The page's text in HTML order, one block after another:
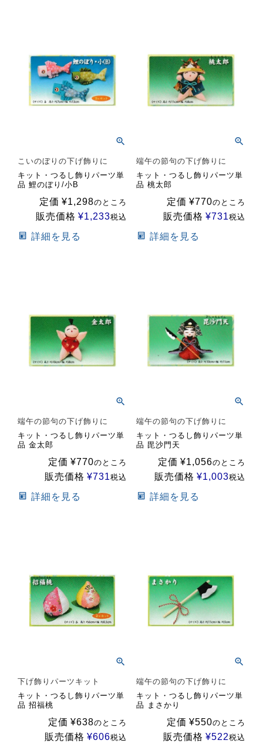
こいのぼりの下げ飾りに
キット・つるし飾りパーツ単
品 鯉のぼり/小B
定価 ¥1,298のところ
販売価格 ¥1,233税込
詳細を見る
端午の節句の下げ飾りに
キット・つるし飾りパーツ単
品 桃太郎
定価 ¥770のところ
販売価格 ¥731税込
詳細を見る
端午の節句の下げ飾りに
キット・つるし飾りパーツ単
品 金太郎
定価 ¥770のところ
販売価格 ¥731税込
詳細を見る
端午の節句の下げ飾りに
キット・つるし飾りパーツ単
品 毘沙門天
定価 ¥1,056のところ
販売価格 ¥1,003税込
詳細を見る
下げ飾りパーツキット
キット・つるし飾りパーツ単
品 招福桃
定価 ¥638のところ
販売価格 ¥606税込
端午の節句の下げ飾りに
キット・つるし飾りパーツ単
品 まさかり
定価 ¥550のところ
販売価格 ¥522税込